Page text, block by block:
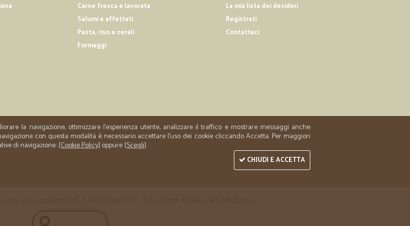
Arrivato tutto, velocità, qualità. Consiglio l’esperienza
Precisi e puntuali
Carne fresca e lavorata
Salumi e affettati
Pasta, riso e cerali
Formaggi
La mia lista dei desideri
Registrati
Contattaci
la navigazione, ottimizzare l'esperienza utente, analizzare il traffico e mostrare messaggi anche
con questa modalità è necessario accettare l'uso dei cookie cliccando Accetta. Per maggiori
di navigazione: [Cookie Policy] oppure [Scegli]
CHIUDI E ACCETTA